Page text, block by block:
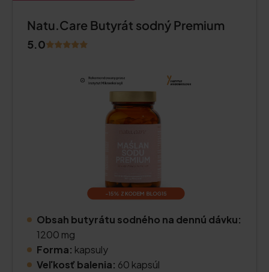
Natu.Care Butyrát sodný Premium
5.0
Obsah butyrátu sodného na dennú dávku:
1200 mg
Forma: kapsuly
Veľkosť balenia: 60 kapsúl